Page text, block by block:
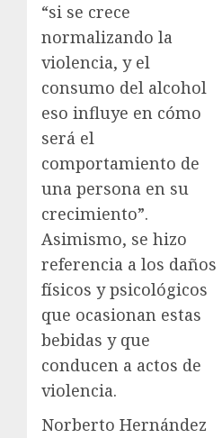
“si se crece
normalizando la
violencia, y el
consumo del alcohol
eso influye en cómo
será el
comportamiento de
una persona en su
crecimiento”.
Asimismo, se hizo
referencia a los daños
físicos y psicológicos
que ocasionan estas
bebidas y que
conducen a actos de
violencia.
Norberto Hernández